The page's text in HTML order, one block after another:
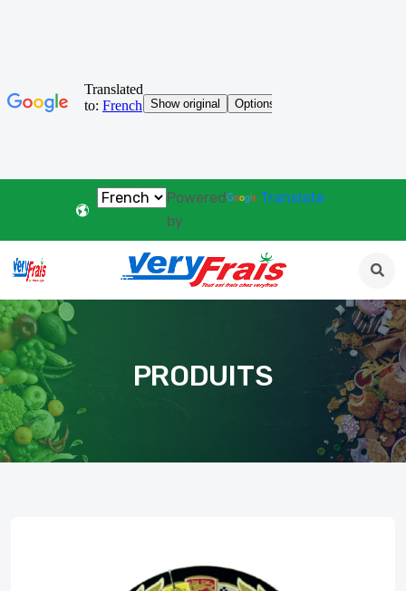
Powered
by
Translate
PRODUITS